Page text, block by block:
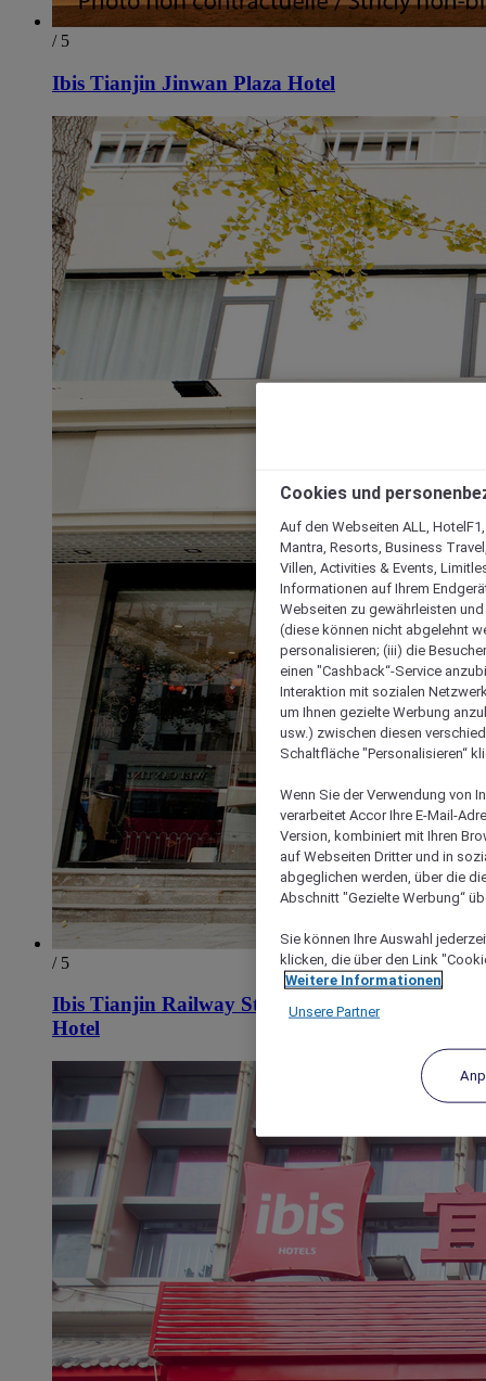
/ 5
Ibis Tianjin Jinwan Plaza Hotel
/ 5
Ibis Tianjin Railway Station North Square
Hotel
Cookies und
Auf den Webseiten ALL,
Mantra, Resorts, Business
Villen, Activities & Events,
Informationen auf Ihrem
Webseiten zu gewährleisten
(diese können nicht abgelehnt
personalisieren; (iii) die
einen "Cashback“-Service
Interaktion mit sozialen
um Ihnen gezielte Werbung
usw.) zwischen diesen
Schaltfläche "Personalisieren“
Wenn Sie der Verwendung von
verarbeitet Accor Ihre E-Mail-
Version, kombiniert mit Ihren
auf Webseiten Dritter und in
abgeglichen werden, über die
Abschnitt "Gezielte Werbung“
Sie können Ihre Auswahl
klicken, die über den Link
Weitere Informationen
Unsere Partner